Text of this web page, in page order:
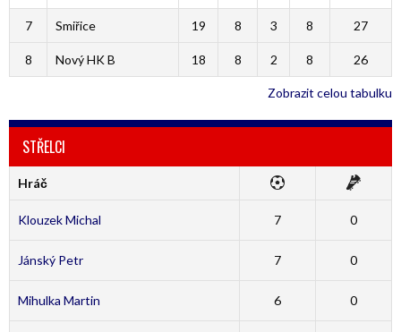
7 Smiřice 19 8 3 8 27
8 Nový HK B 18 8 2 8 26
Zobrazit celou tabulku
STŘELCI
Hráč
Klouzek Michal 7 0
Jánský Petr 7 0
Mihulka Martin 6 0